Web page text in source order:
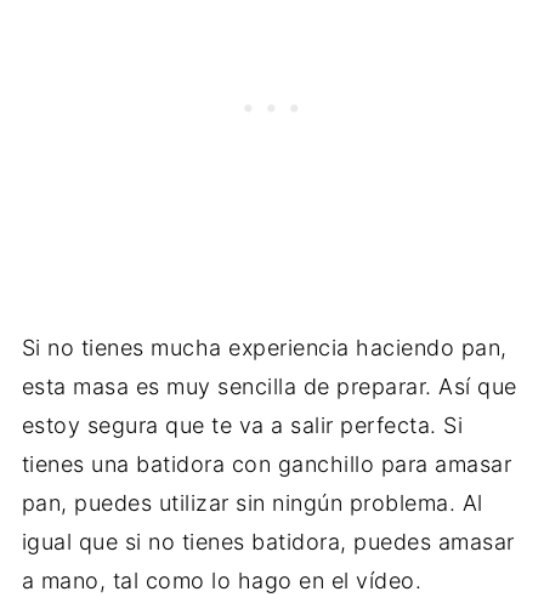
Si no tienes mucha experiencia haciendo pan,
esta masa es muy sencilla de preparar. Así que
estoy segura que te va a salir perfecta. Si
tienes una batidora con ganchillo para amasar
pan, puedes utilizar sin ningún problema. Al
igual que si no tienes batidora, puedes amasar
a mano, tal como lo hago en el vídeo.